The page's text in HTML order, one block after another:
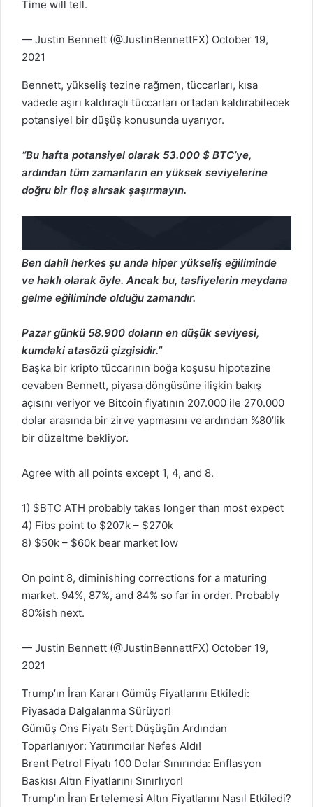
Time will tell.
— Justin Bennett (@JustinBennettFX) October 19,
2021
Bennett, yükseliş tezine rağmen, tüccarları, kısa
vadede aşırı kaldıraçlı tüccarları ortadan kaldırabilecek
potansiyel bir düşüş konusunda uyarıyor.
“Bu hafta potansiyel olarak 53.000 $ BTC’ye,
ardından tüm zamanların en yüksek seviyelerine
doğru bir floş alırsak şaşırmayın.
Ben dahil herkes şu anda hiper yükseliş eğiliminde
ve haklı olarak öyle. Ancak bu, tasfiyelerin meydana
gelme eğiliminde olduğu zamandır.
Pazar günkü 58.900 doların en düşük seviyesi,
kumdaki atasözü çizgisidir.”
Başka bir kripto tüccarının boğa koşusu hipotezine
cevaben Bennett, piyasa döngüsüne ilişkin bakış
açısını veriyor ve Bitcoin fiyatının 207.000 ile 270.000
dolar arasında bir zirve yapmasını ve ardından %80’lik
bir düzeltme bekliyor.
Agree with all points except 1, 4, and 8.
1) $BTC ATH probably takes longer than most expect
4) Fibs point to $207k – $270k
8) $50k – $60k bear market low
On point 8, diminishing corrections for a maturing
market. 94%, 87%, and 84% so far in order. Probably
80%ish next.
— Justin Bennett (@JustinBennettFX) October 19,
2021
Trump’ın İran Kararı Gümüş Fiyatlarını Etkiledi:
Piyasada Dalgalanma Sürüyor!
Gümüş Ons Fiyatı Sert Düşüşün Ardından
Toparlanıyor: Yatırımcılar Nefes Aldı!
Brent Petrol Fiyatı 100 Dolar Sınırında: Enflasyon
Baskısı Altın Fiyatlarını Sınırlıyor!
Trump’ın İran Ertelemesi Altın Fiyatlarını Nasıl Etkiledi?